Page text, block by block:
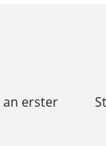
an erster